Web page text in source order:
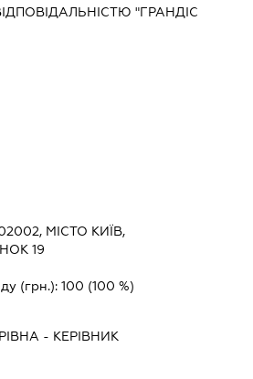
"ГРАНДІС
МІСТО КИЇВ,
19
(грн.): 100 (100 %)
- КЕРІВНИК